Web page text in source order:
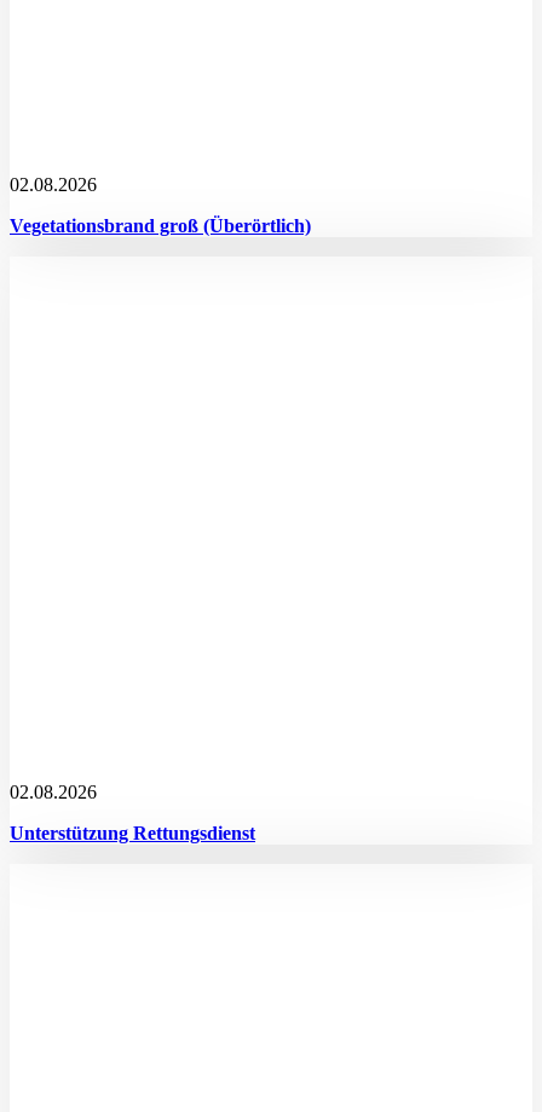
02.08.2026
Vegetationsbrand groß (Überörtlich)
02.08.2026
Unterstützung Rettungsdienst